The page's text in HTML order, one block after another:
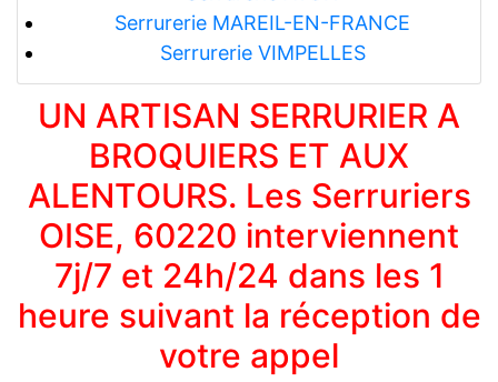
Serrurerie MAREIL-EN-FRANCE
Serrurerie VIMPELLES
UN ARTISAN SERRURIER A
BROQUIERS ET AUX
ALENTOURS. Les Serruriers
OISE, 60220 interviennent
7j/7 et 24h/24 dans les 1
heure suivant la réception de
votre appel